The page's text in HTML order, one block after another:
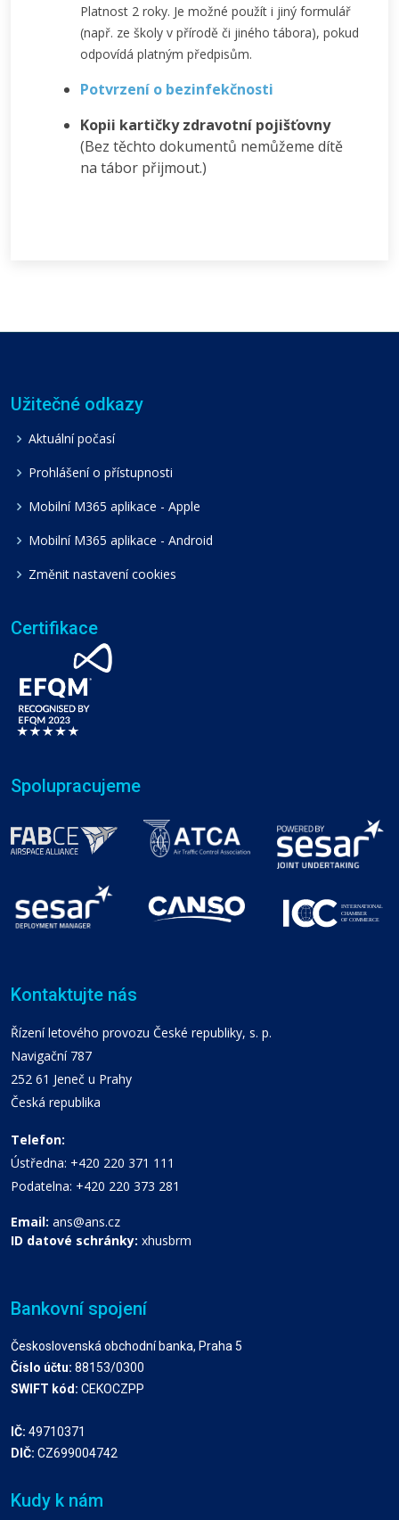
Platnost 2 roky. Je možné použít i jiný formulář
(např. ze školy v přírodě či jiného tábora), pokud
odpovídá platným předpisům.
Potvrzení o bezinfekčnosti
Kopii kartičky zdravotní pojišťovny
(Bez těchto dokumentů nemůžeme dítě
na tábor přijmout.)
Užitečné odkazy
Aktuální počasí
Prohlášení o přístupnosti
Mobilní M365 aplikace - Apple
Mobilní M365 aplikace - Android
Změnit nastavení cookies
Certifikace
Spolupracujeme
Kontaktujte nás
Řízení letového provozu České republiky, s. p.
Navigační 787
252 61 Jeneč u Prahy
Česká republika
Telefon:
Ústředna: +420 220 371 111
Podatelna: +420 220 373 281
Email: ans@ans.cz
ID datové schránky: xhusbrm
Bankovní spojení
Československá obchodní banka, Praha 5
Číslo účtu: 88153/0300
SWIFT kód: CEKOCZPP
IČ: 49710371
DIČ: CZ699004742
Kudy k nám